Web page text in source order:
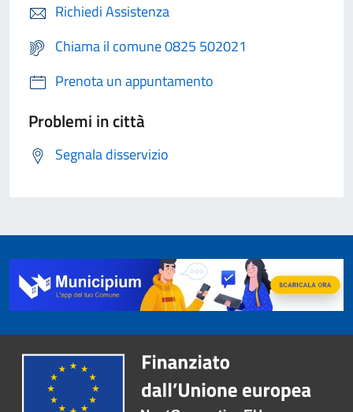
Richiedi Assistenza
Chiama il comune 0825 502021
Prenota un appuntamento
Problemi in città
Segnala disservizio